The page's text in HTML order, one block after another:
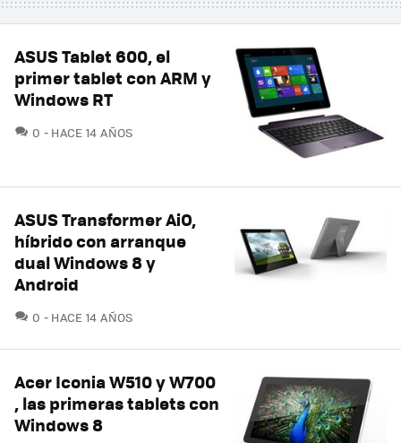
ASUS Tablet 600, el
primer tablet con ARM y
Windows RT
0 COMENTARIOS
HACE 14 AÑOS
ASUS Transformer AiO,
híbrido con arranque
dual Windows 8 y
Android
0 COMENTARIOS
HACE 14 AÑOS
Acer Iconia W510 y W700
, las primeras tablets con
Windows 8